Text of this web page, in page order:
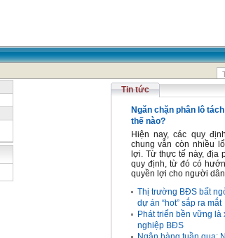
Tin tức
Ngăn chặn phân lô
thế nào?
Hiện nay, các quy
chung vẫn còn nhiều
lợi. Từ thực tế này, địa
quy định, từ đó có
quyền lợi cho người
Thị trường BĐS bất
dự án “hot” sắp ra mắt
Phát triển bền vững
nghiệp BĐS